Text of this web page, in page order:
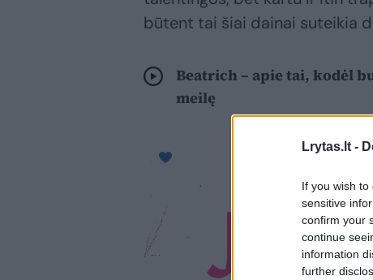
Lrytas.lt -
If you wish
sensitive
confirm your
continue
information
further
būtent tai šiai dainai suteikia
Beatrich – apie tai, kodėl
meilę